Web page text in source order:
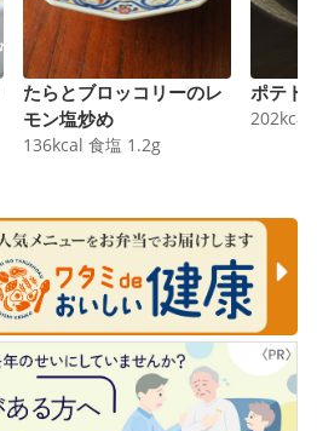
たらとブロッコリーのレ
モン塩炒め
136kcal 食塩 1.2g
ポテト
202kcal